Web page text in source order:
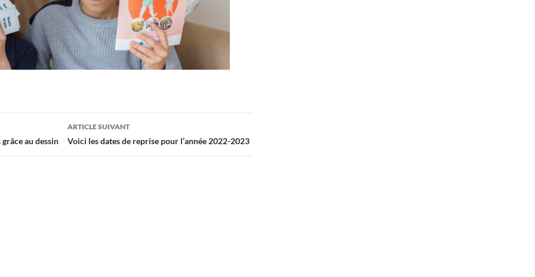
au dessin
ARTICLE SUIVANT
Voici les dates de reprise pour l’année 2022-2023